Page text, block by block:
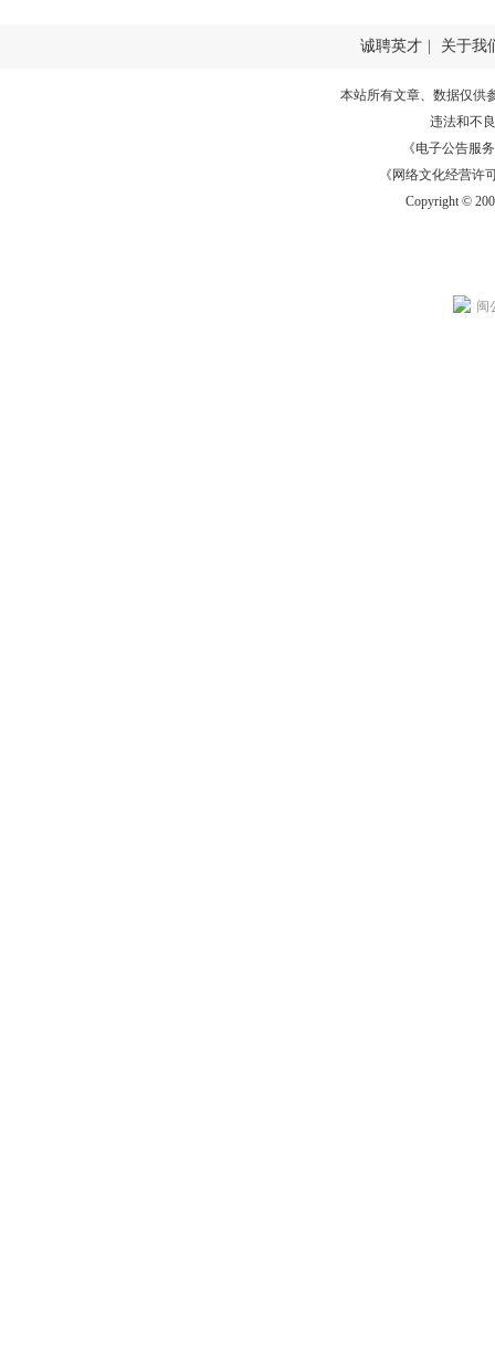
诚聘英才 关于我
本站所有文章、数据仅供
违法和不
《电子公告服务
《网络文化经营许
Copyright ©
闽